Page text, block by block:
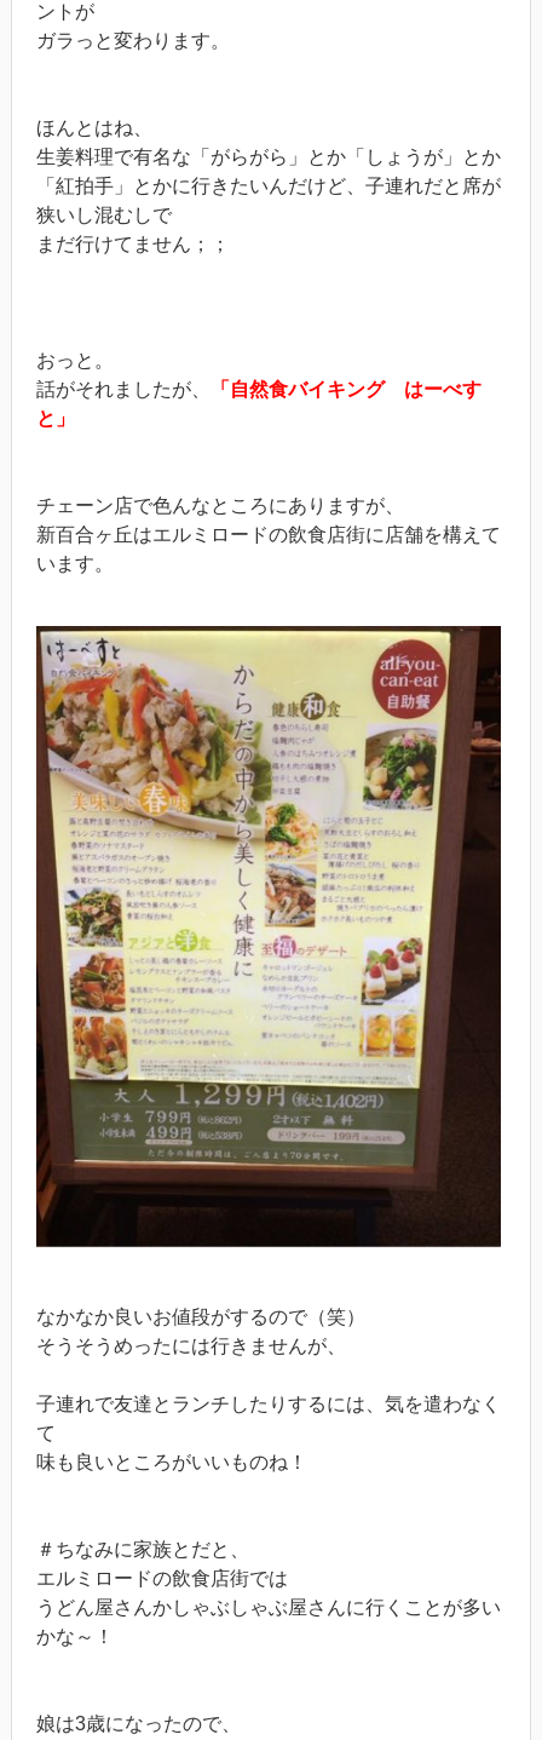
ントが
ガラっと変わります。
ほんとはね、
生姜料理で有名な「がらがら」とか「しょうが」とか
「紅拍手」とかに行きたいんだけど、子連れだと席が
狭いし混むしで
まだ行けてません；；
おっと。
話がそれましたが、
「自然食バイキング はーべす
と」
チェーン店で色んなところにありますが、
新百合ヶ丘はエルミロードの飲食店街に店舗を構えて
います。
なかなか良いお値段がするので（笑）
そうそうめったには行きませんが、
子連れで友達とランチしたりするには、気を遣わなく
て
味も良いところがいいものね！
＃ちなみに家族とだと、
エルミロードの飲食店街では
うどん屋さんかしゃぶしゃぶ屋さんに行くことが多い
かな～！
娘は3歳になったので、